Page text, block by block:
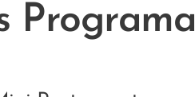
Programa